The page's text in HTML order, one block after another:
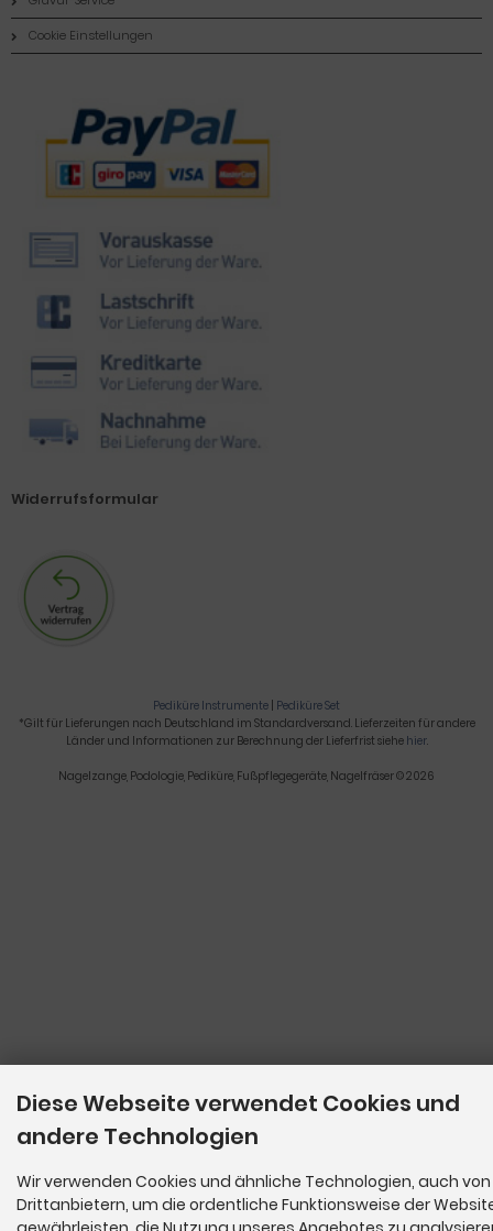
Cookie Einstellungen
Zahlungsmethoden
Widerrufsformular
Pediküre Instrumente | Pediküre Set
*Gilt für Lieferungen nach Deutschland im Standardversand. Lieferzeiten für andere
Länder und Informationen zur Berechnung der Lieferfrist siehe hier.
Nagelzange, Podologie, Pediküre, Fußpflegegeräte, Nagelfräser © 2026
Diese Webseite verwendet Cookies und
andere Technologien
Wir verwenden Cookies und ähnliche Technologien, auch von
Drittanbietern, um die ordentliche Funktionsweise der